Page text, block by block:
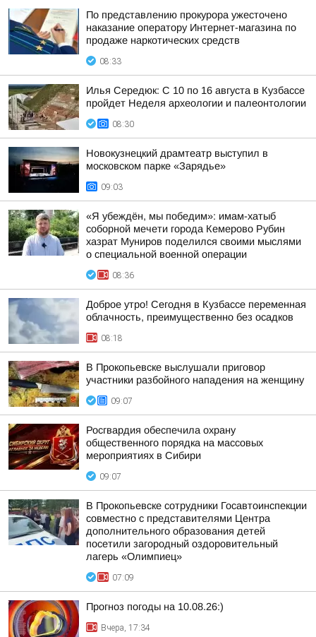
По представлению прокурора ужесточено
наказание оператору Интернет-магазина по
продаже наркотических средств
08:33
Илья Середюк: С 10 по 16 августа в Кузбассе
пройдет Неделя археологии и палеонтологии
08:30
Новокузнецкий драмтеатр выступил в
московском парке «Зарядье»
09:03
«Я убеждён, мы победим»: имам-хатыб
соборной мечети города Кемерово Рубин
хазрат Муниров поделился своими мыслями
о специальной военной операции
08:36
Доброе утро! Сегодня в Кузбассе переменная
облачность, преимущественно без осадков
08:18
В Прокопьевске выслушали приговор
участники разбойного нападения на женщину
09:07
Росгвардия обеспечила охрану
общественного порядка на массовых
мероприятиях в Сибири
09:07
В Прокопьевске сотрудники Госавтоинспекции
совместно с представителями Центра
дополнительного образования детей
посетили загородный оздоровительный
лагерь «Олимпиец»
07:09
Прогноз погоды на 10.08.26:)
Вчера, 17:34